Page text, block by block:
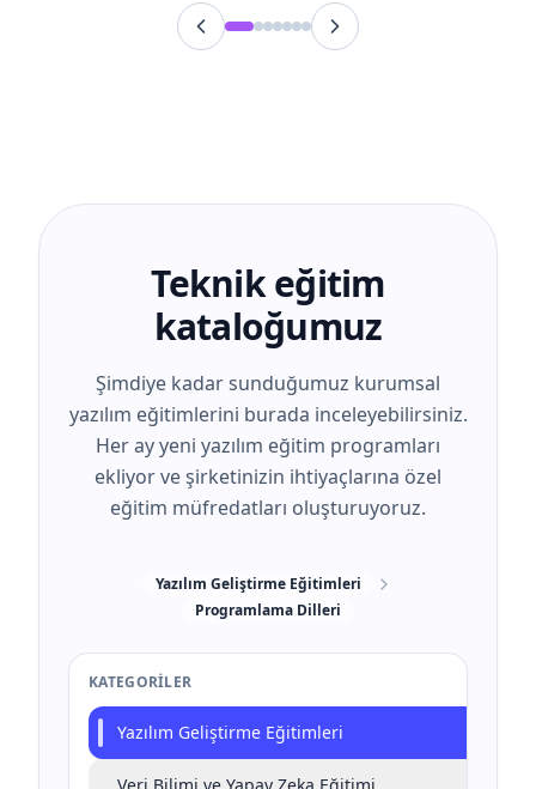
Teknik eğitim
kataloğumuz
Şimdiye kadar sunduğumuz kurumsal
yazılım eğitimlerini burada inceleyebilirsiniz.
Her ay yeni yazılım eğitim programları
ekliyor ve şirketinizin ihtiyaçlarına özel
eğitim müfredatları oluşturuyoruz.
Yazılım Geliştirme Eğitimleri
Programlama Dilleri
KATEGORILER
Yazılım Geliştirme Eğitimleri